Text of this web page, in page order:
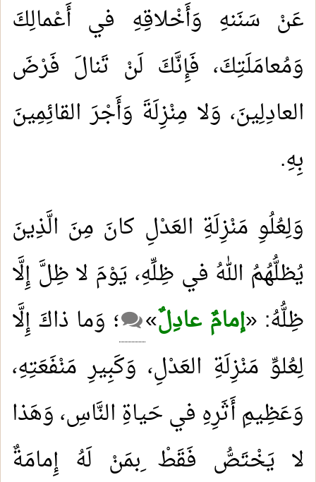
عَنْ سَنَنهِ وَأَخْلاقِهِ في أَعْمالِكَ
وَمُعامَلَتِكَ، فَإِنَّكَ لَنْ تَنالَ فَرْضَ
العادِلِينَ، وَلا مِنْزِلَةَ وَأَجْرَ القائِمِينَ
بِهِ.
وَلِعُلُوِ مَنْزِلَةِ العَدْلِ كانَ مِنَ الَّذِينَ
يُظلُّهُمُ اللهُ في ظِلِّهِ، يَوْمَ لا ظِلَّ إِلَّا
ظِلُّهُ: «إمامٌ عادِلٌ»
؛ وَما ذاكَ إِلَّا
لِعُلوِّ مَنْزِلَةِ العَدْلِ، وَكَبِيرِ مَنْفَعَتِهِ،
وَعَظِيمِ أَثَرِهِ في حَياةِ النَّاسِ، وَهَذا
لا يَخْتَصُّ فَقَطْ ِبمَنْ لَهُ إِمامَةٌ